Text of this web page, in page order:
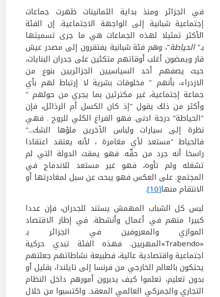
في الجزائر ومنذ بداية الثمانينات ظهرت جماعات
إجتماعية شبانية إلى الواجهة الاجتماعية. إن الفئة
الأكثر تمثيلا لهذه الجماعات هي ما جرى تسميتها
بـ"الحياطة"، وهم فئة شبانية يفتقرون إلى مصدر عيش
قار ويمضون أغلب أوقاتهم متكئين على جدران البنايات،
حيث يصفهم أحد السياسيين الجزائريين بنوع من
الازدراء، بأنهم " مخلوقات بشرية لا إرتباط لهم بأي
جماعة إجتماعية، غير مكترثين بما يجري من حولهم "
وأكثر من ذلك يقول "إذ كان الكسل أم الرذائل، فإن
"الحياطة" درجة ادنى. فهو الفراغ الكلي للروح . فهي
نظرة إلى سيارات ولباس الآخرين ملؤها الشك..."
فالحياط "مستعد لأي مغامرة ، لأنه يعتقد اعتقادا
راسخا أنه جرد من حقّه. فهو يمقت الدولة التي لم
تشغله ولم تأوه، فهو غير مستعد للاندماج في
المجتمع. على العكس فهو يبحث عن سبل لمغادرتها أو
الانتقام منها[10]
.
ليس كل الشباب المهمش يستند للجدران، فإن عددا
كبيرا منهم في أعمال وأنشطة. في إطار الاقتصاد
الموازي والمعروفين في الجزائر بـ
«Trabendo»المهربين. فهذه الفئة تبدي حركية
اجتماعية واقتصادية عالية، فطبيعة نشاطاتهم جعلتهم
يحتكون بالعالم الخارجي من فرنسا إلى تايلندا، بقليل أو
بدون تعليم، تعلموا كيف يدبرون أمورهم داخل النظام
التجاري والجمركي العالمي المعقد. واكتسبوا من خلال